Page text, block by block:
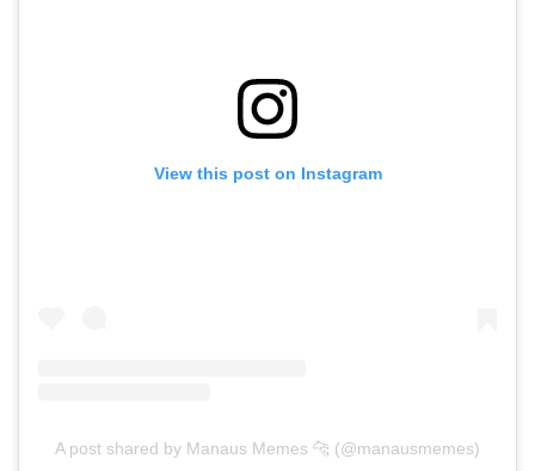
View this post on Instagram
A post shared by Manaus Memes 🐆 (@manausmemes)